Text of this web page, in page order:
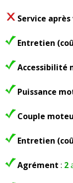
Service
Entretien
Accessibilité
Puissance
Couple
Entretien
Agrément : 2